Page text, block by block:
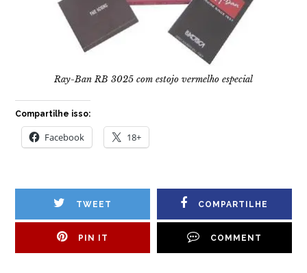
Ray-Ban RB 3025 com estojo vermelho especial
Compartilhe isso:
Facebook 18+
TWEET COMPARTILHE
PIN IT COMMENT